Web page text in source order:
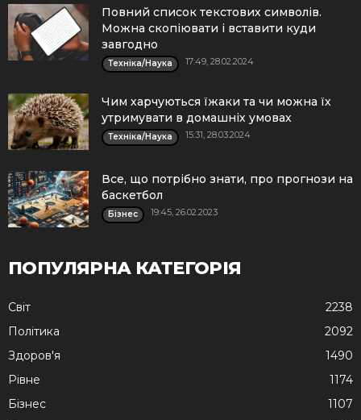
Повний список текстових символів.
Можна скопіювати і вставити куди
завгодно
Техніка/Наука 17:49, 28.02.2024
Чим харчуються їжаки та чи можна їх
утримувати в домашніх умовах
Техніка/Наука 15:31, 28.03.2024
Все, що потрібно знати, про прогнози на
баскетбол
Бізнес 19:45, 26.02.2023
ПОПУЛЯРНА КАТЕГОРІЯ
Cвіт
2238
Політика
2092
Здоров'я
1490
Рівне
1174
Бізнес
1107